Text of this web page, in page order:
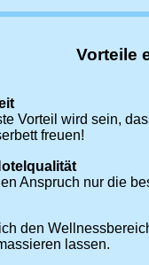
Vorteile
Vorteil wird sein,
freuen!
Anspruch nur die
den
lassen.